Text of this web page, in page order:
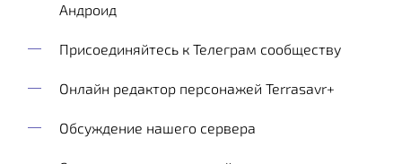
Андроид
Присоединяйтесь к Телеграм сообществу
Онлайн редактор персонажей Terrasavr+
Обсуждение нашего сервера